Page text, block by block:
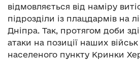
відмовляється від наміру
підрозділи із плацдармів на
Дніпра. Так, протягом доби
атаки на позиції наших військ
населеного пункту Кринки